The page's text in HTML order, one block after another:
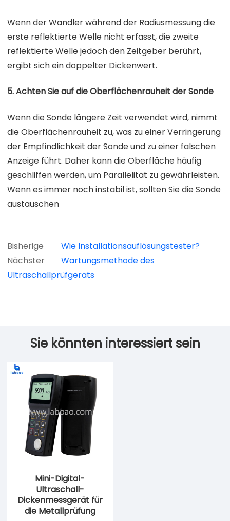
Wenn der Wandler während der Radiusmessung die
erste reflektierte Welle nicht erfasst, die zweite
reflektierte Welle jedoch den Zeitgeber berührt,
ergibt sich ein doppelter Dickenwert.
5. Achten Sie auf die Oberflächenrauheit der Sonde
Wenn die Sonde längere Zeit verwendet wird, nimmt
die Oberflächenrauheit zu, was zu einer Verringerung
der Empfindlichkeit der Sonde und zu einer falschen
Anzeige führt. Daher kann die Oberfläche häufig
geschliffen werden, um Parallelität zu gewährleisten.
Wenn es immer noch instabil ist, sollten Sie die Sonde
austauschen
Bisherige
Wie Installationsauflösungstester?
Nächster
Wartungsmethode des
Ultraschallprüfgeräts
Sie könnten interessiert sein
Mini-Digital-
Ultraschall-
Dickenmessgerät für
die Metallprüfung